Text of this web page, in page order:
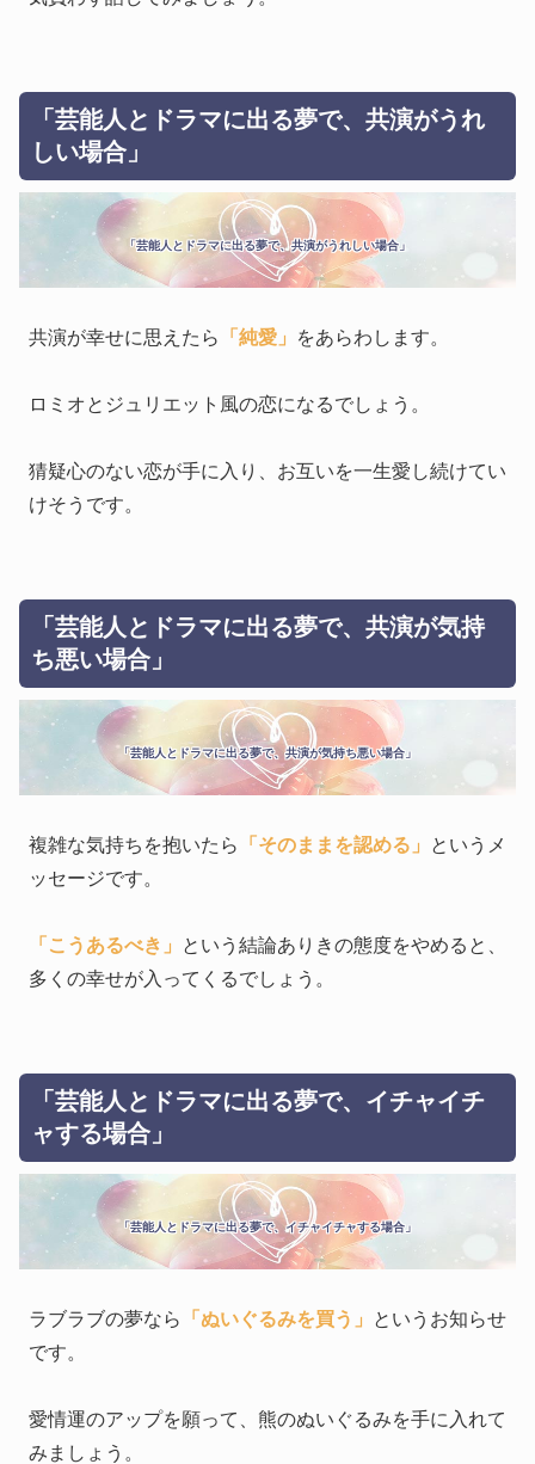
「芸能人とドラマに出る夢で、共演がうれ
しい場合」
「芸能人とドラマに出る夢で、共演がうれしい場合」
共演が幸せに思えたら 「純愛」 をあらわします。
ロミオとジュリエット風の恋になるでしょう。
猜疑心のない恋が手に入り、お互いを一生愛し続けてい
けそうです。
「芸能人とドラマに出る夢で、共演が気持
ち悪い場合」
「芸能人とドラマに出る夢で、共演が気持ち悪い場合」
複雑な気持ちを抱いたら 「そのままを認める」
というメ
ッセージです。
「こうあるべき」
という結論ありきの態度をやめると、
多くの幸せが入ってくるでしょう。
「芸能人とドラマに出る夢で、イチャイチ
ャする場合」
「芸能人とドラマに出る夢で、イチャイチャする場合」
ラブラブの夢なら 「ぬいぐるみを買う」
というお知らせ
です。
愛情運のアップを願って、熊のぬいぐるみを手に入れて
みましょう。